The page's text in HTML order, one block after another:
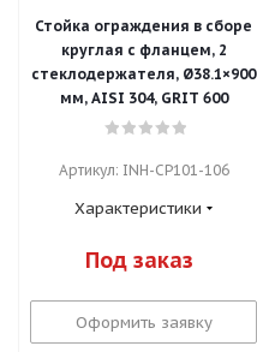
Стойка ограждения в сборе
круглая с фланцем, 2
стеклодержателя, Ø38.1×900
мм, AISI 304, GRIT 600
Артикул: INH-CP101-106
Характеристики
Под заказ
Оформить заявку